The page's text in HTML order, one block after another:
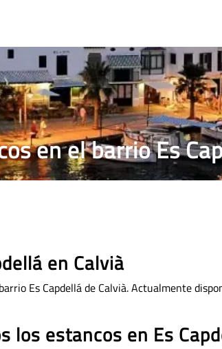
en el barrio Es
en Calvià
Es Capdellá de Calvià. Actualmente
los estancos en Es